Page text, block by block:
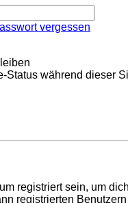
vergessen
Status während dieser
registriert sein, um
registrierten